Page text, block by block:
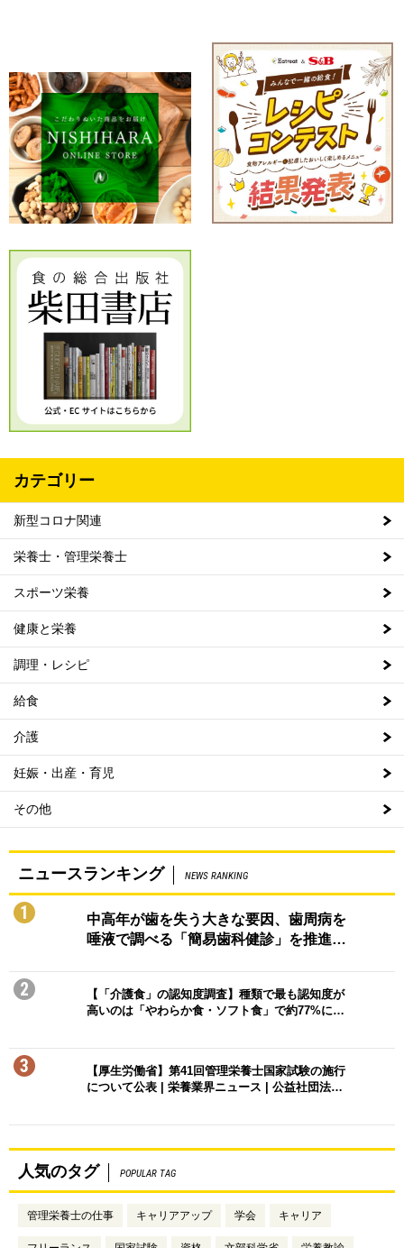
カテゴリー
新型コロナ関連
栄養士・管理栄養士
スポーツ栄養
健康と栄養
調理・レシピ
給食
介護
妊娠・出産・育児
その他
ニュースランキング NEWS RANKING
1
中高年が歯を失う大きな要因、歯周病を
唾液で調べる「簡易歯科健診」を推進…
2
【「介護食」の認知度調査】種類で最も認知度が
高いのは「やわらか食・ソフト食」で約77%に…
3
【厚生労働省】第41回管理栄養士国家試験の施行
について公表 | 栄養業界ニュース | 公益社団法…
人気のタグ POPULAR TAG
管理栄養士の仕事 キャリアアップ 学会 キャリア